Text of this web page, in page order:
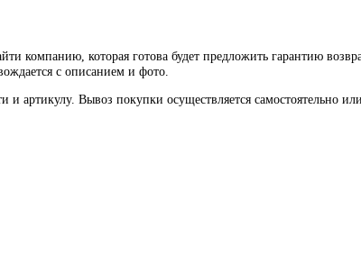
компанию, которая готова будет предложить гарантию
с описанием и фото.
Вывоз покупки осуществляется самостоятельно